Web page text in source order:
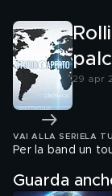
29 apr
VAI ALLA SERIE LA
Per la band un
Guarda